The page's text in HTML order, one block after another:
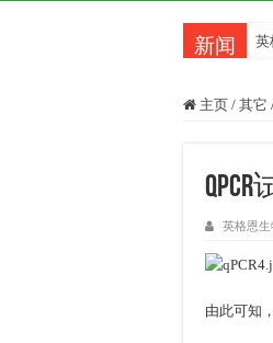
新闻 英
主页 / 其它
英格恩生
由此可知